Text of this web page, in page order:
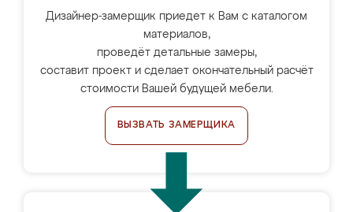
Дизайнер-замерщик приедет к Вам с каталогом
материалов,
проведёт детальные замеры,
составит проект и сделает окончательный расчёт
стоимости Вашей будущей мебели.
ВЫЗВАТЬ ЗАМЕРЩИКА